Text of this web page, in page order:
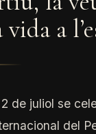
vida a
de juliol se
del